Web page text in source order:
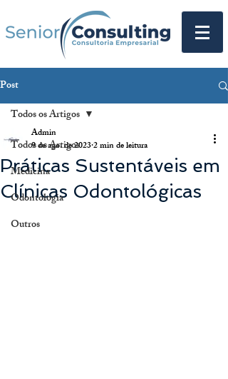
Post
Todos os Artigos
Medicina
Odontologia
Outros
Todos os Artigos
Práticas Sustentáveis em
Clínicas Odontológicas
Admin
9 de ago. de 20232 min de leitura